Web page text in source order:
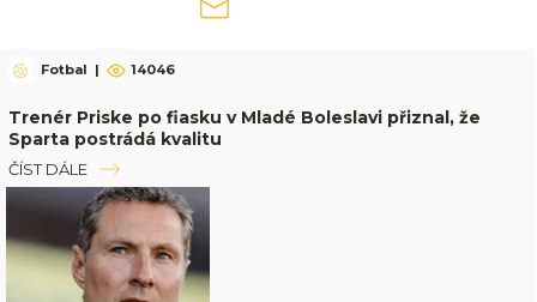
Fotbal | 14046
Trenér Priske po fiasku v Mladé Boleslavi přiznal, že
Sparta postrádá kvalitu
ČÍST DÁLE